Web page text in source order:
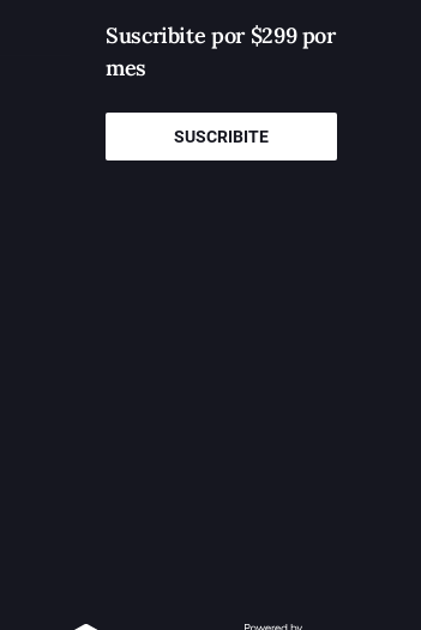
Suscribite por $299 por
mes
SUSCRIBITE